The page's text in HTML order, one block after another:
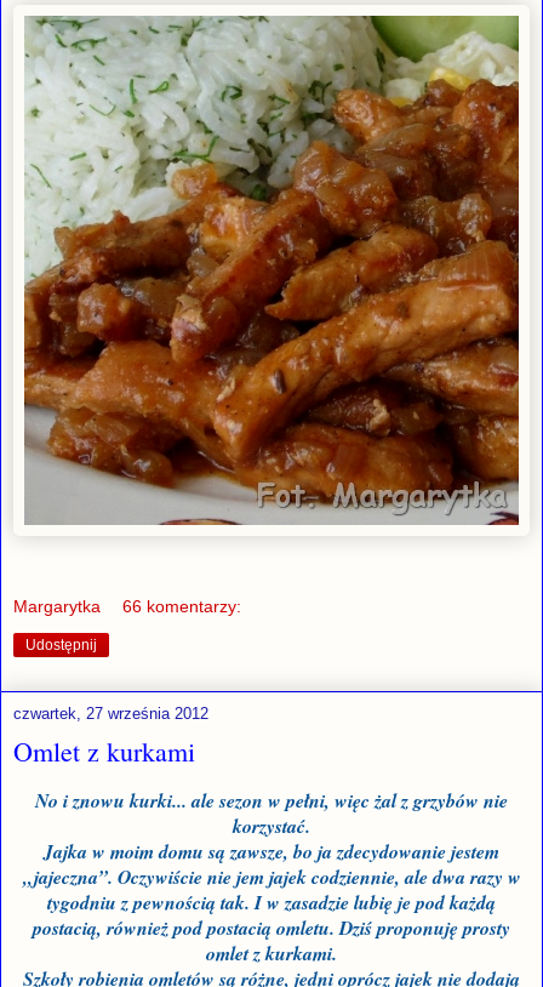
Margarytka 66 komentarzy:
Udostępnij
czwartek, 27 września 2012
Omlet z kurkami
No i znowu kurki... ale sezon w pełni, więc żal z grzybów nie
korzystać.
Jajka w moim domu są zawsze, bo ja zdecydowanie jestem
„jajeczna”. Oczywiście nie jem jajek codziennie, ale dwa razy w
tygodniu z pewnością tak. I w zasadzie lubię je pod każdą
postacią, również pod postacią omletu. Dziś proponuję prosty
omlet z kurkami.
Szkoły robienia omletów są różne, jedni oprócz jajek nie dodają